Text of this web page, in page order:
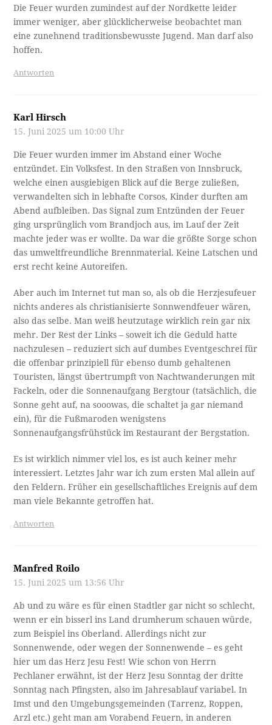
Die Feuer wurden zumindest auf der Nordkette leider
immer weniger, aber glücklicherweise beobachtet man
eine zunehnend traditionsbewusste Jugend. Man darf also
hoffen.
Antworten
Karl Hirsch
15. Juni 2025 um 10:00 Uhr
Die Feuer wurden immer im Abstand einer Woche
entzündet. Ein Volksfest. In den Straßen von Innsbruck,
welche einen ausgiebigen Blick auf die Berge zuließen,
verwandelten sich in lebhafte Corsos, Kinder durften am
Abend aufbleiben. Das Signal zum Entzünden der Feuer
ging ursprünglich vom Brandjoch aus, im Lauf der Zeit
machte jeder was er wollte. Da war die größte Sorge schon
das umweltfreundliche Brennmaterial. Keine Latschen und
erst recht keine Autoreifen.
Aber auch im Internet tut man so, als ob die Herzjesufeuer
nichts anderes als christianisierte Sonnwendfeuer wären,
also das selbe. Man weiß heutzutage wirklich rein gar nix
mehr. Der Rest der Links – soweit ich die Geduld hatte
nachzulesen – reduziert sich auf dumbes Eventgeschrei für
die offenbar prinzipiell für ebenso dumb gehaltenen
Touristen, längst übertrumpft von Nachtwanderungen mit
Fackeln, oder die Sonnenaufgang Bergtour (tatsächlich, die
Sonne geht auf, na sooowas, die schaltet ja gar niemand
ein), für die Fußmaroden wenigstens
Sonnenaufgangsfrühstück im Restaurant der Bergstation.
Es ist wirklich nimmer viel los, es ist auch keiner mehr
interessiert. Letztes Jahr war ich zum ersten Mal allein auf
den Feldern. Früher ein gesellschaftliches Ereignis auf dem
man viele Bekannte getroffen hat.
Antworten
Manfred Roilo
15. Juni 2025 um 13:56 Uhr
Ab und zu wäre es für einen Stadtler gar nicht so schlecht,
wenn er ein bisserl ins Land drumherum schauen würde,
zum Beispiel ins Oberland. Allerdings nicht zur
Sonnenwende, oder wegen der Sonnenwende – es geht
hier um das Herz Jesu Fest! Wie schon von Herrn
Pechlaner erwähnt, ist der Herz Jesu Sonntag der dritte
Sonntag nach Pfingsten, also im Jahresablauf variabel. In
Imst und den Umgebungsgemeinden (Tarrenz, Roppen,
Arzl etc.) geht man am Vorabend Feuern, in anderen